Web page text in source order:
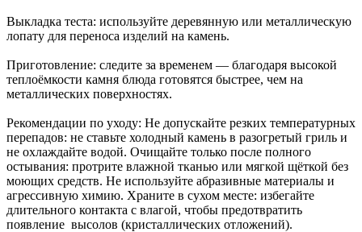
Выкладка теста: используйте деревянную или металлическую
лопату для переноса изделий на камень.
Приготовление: следите за временем — благодаря высокой
теплоёмкости камня блюда готовятся быстрее, чем на
металлических поверхностях.
Рекомендации по уходу: Не допускайте резких температурных
перепадов: не ставьте холодный камень в разогретый гриль и
не охлаждайте водой. Очищайте только после полного
остывания: протрите влажной тканью или мягкой щёткой без
моющих средств. Не используйте абразивные материалы и
агрессивную химию. Храните в сухом месте: избегайте
длительного контакта с влагой, чтобы предотвратить
появление высолов (кристаллических отложений).